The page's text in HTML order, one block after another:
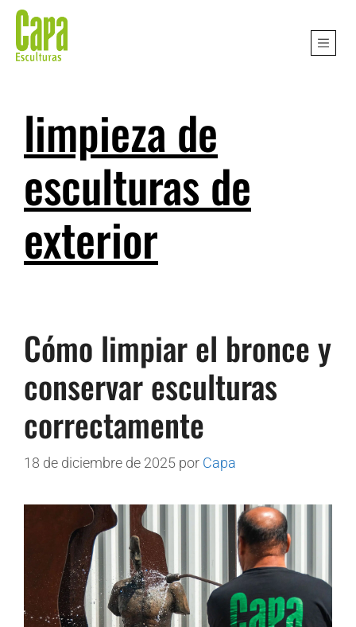
limpieza de
esculturas de
exterior
Cómo limpiar el bronce y
conservar esculturas
correctamente
18 de diciembre de 2025 por Capa